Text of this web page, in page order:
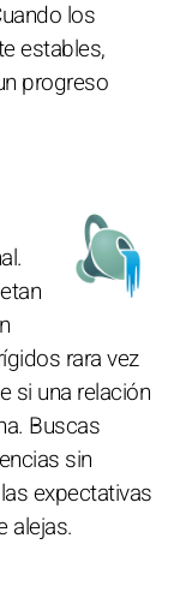
los
estables,
progreso
rara vez
si una relación
Buscas
sin
expectativas
alejas.